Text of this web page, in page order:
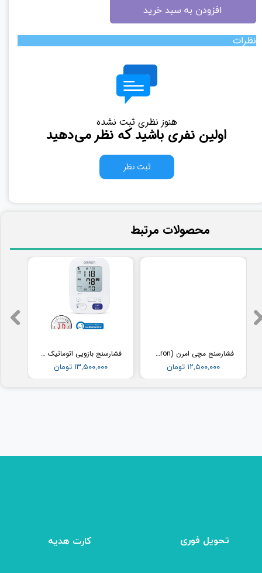
افزودن به سبد خرید
نظرات
هنوز نظری ثبت نشده
اولین نفری باشید که نظر می‌دهید
ثبت نظر
فشارسنج بازویی اتوماتیک با کاف پهن امرن (OMRON) مدل M3
۱۳,۵۰۰,۰۰۰ تومان
فشارسنج مچی امرن (Omron) مدل RS2
۱۲,۵۰۰,۰۰۰ تومان
​محصولات مرتبط
تحویل فوری کارت هدیه